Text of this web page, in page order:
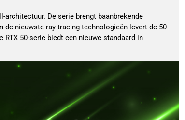
architectuur. De serie brengt baanbrekende
nieuwste ray tracing-technologieën levert de 50-
50-serie biedt een nieuwe standaard in